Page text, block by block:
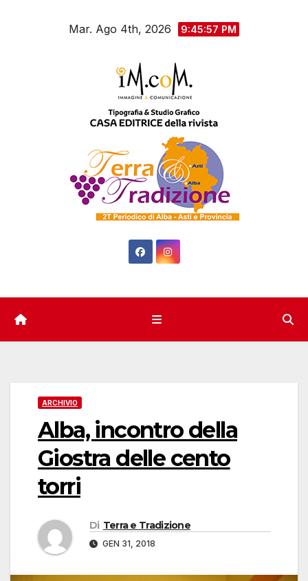
Mar. Ago 4th, 2026 9:45:58 PM
ARCHIVIO
Alba, incontro della
Giostra delle cento
torri
Di Terra e Tradizione
GEN 31, 2018